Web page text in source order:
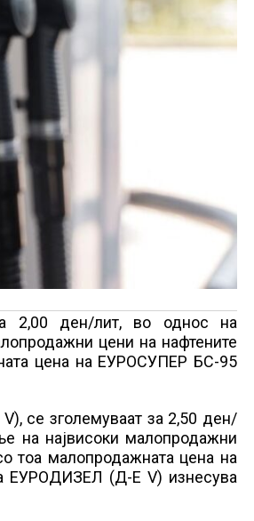
2,00 ден/лит, во однос на
цени на нафтените
цена на ЕУРОСУПЕР БС-95
се зголемуваат за 2,50 ден/
на највисоки малопродажни
тоа малопродажната цена на
ЕУРОДИЗЕЛ (Д-Е V) изнесува